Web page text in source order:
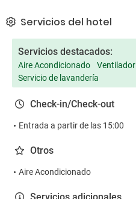
Servicios del hotel
Servicios destacados:
Aire Acondicionado Ventilador
Servicio de lavandería
Check-in/Check-out
Entrada a partir de las 15:00
Otros
Aire Acondicionado